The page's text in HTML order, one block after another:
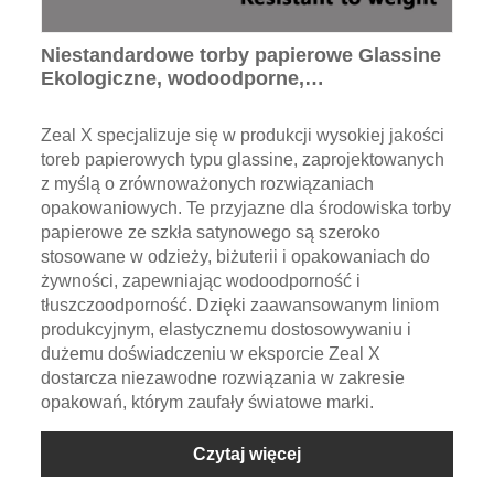
Niestandardowe torby papierowe Glassine
Ekologiczne, wodoodporne,
Zeal X specjalizuje się w produkcji wysokiej jakości
toreb papierowych typu glassine, zaprojektowanych
z myślą o zrównoważonych rozwiązaniach
opakowaniowych. Te przyjazne dla środowiska torby
papierowe ze szkła satynowego są szeroko
stosowane w odzieży, biżuterii i opakowaniach do
żywności, zapewniając wodoodporność i
tłuszczoodporność. Dzięki zaawansowanym liniom
produkcyjnym, elastycznemu dostosowywaniu i
dużemu doświadczeniu w eksporcie Zeal X
dostarcza niezawodne rozwiązania w zakresie
opakowań, którym zaufały światowe marki.
Czytaj więcej